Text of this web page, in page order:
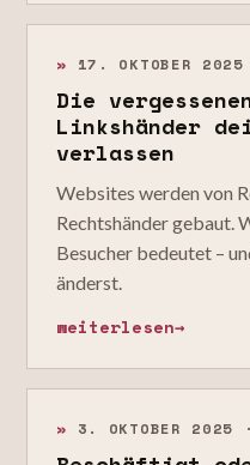
» 17. OKTOBER 2025
Die
Linkshänder
verlassen
Websites werden von
Rechtshänder gebaut.
Besucher bedeutet –
änderst.
weiterlesen→
» 3. OKTOBER 2025